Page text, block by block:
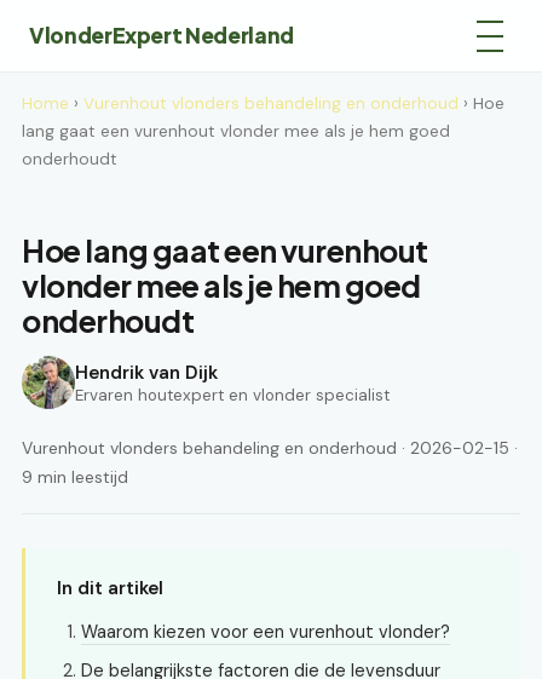
VlonderExpert Nederland
Home › Vurenhout vlonders behandeling en onderhoud › Hoe
lang gaat een vurenhout vlonder mee als je hem goed
onderhoudt
Hoe lang gaat een vurenhout
vlonder mee als je hem goed
onderhoudt
Hendrik van Dijk
Ervaren houtexpert en vlonder specialist
Vurenhout vlonders behandeling en onderhoud · 2026-02-15 ·
9 min leestijd
In dit artikel
Waarom kiezen voor een vurenhout vlonder?
De belangrijkste factoren die de levensduur